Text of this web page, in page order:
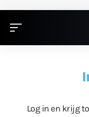
Log in en krijg